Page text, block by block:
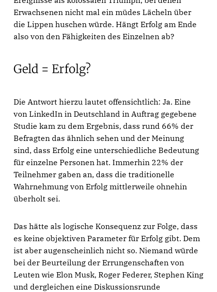
Erwachsenen nicht mal ein müdes Lächeln über
die Lippen huschen würde. Hängt Erfolg am Ende
also von den Fähigkeiten des Einzelnen ab?
Geld = Erfolg?
Die Antwort hierzu lautet offensichtlich: Ja. Eine
von LinkedIn in Deutschland in Auftrag gegebene
Studie kam zu dem Ergebnis, dass rund 66% der
Befragten das ähnlich sehen und der Meinung
sind, dass Erfolg eine unterschiedliche Bedeutung
für einzelne Personen hat. Immerhin 22% der
Teilnehmer gaben an, dass die traditionelle
Wahrnehmung von Erfolg mittlerweile ohnehin
überholt sei.
Das hätte als logische Konsequenz zur Folge, dass
es keine objektiven Parameter für Erfolg gibt. Dem
ist aber augenscheinlich nicht so. Niemand würde
bei der Beurteilung der Errungenschaften von
Leuten wie Elon Musk, Roger Federer, Stephen King
und dergleichen eine Diskussionsrunde